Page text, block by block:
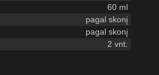
60 ml
pagal skonį
pagal skonį
2 vnt.